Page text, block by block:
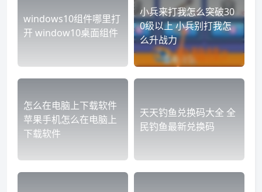
windows10组件哪里打
开 window10桌面组件
小兵来打我怎么突破30
0级以上 小兵别打我怎
么升战力
怎么在电脑上下载软件
苹果手机怎么在电脑上
下载软件
天天钓鱼兑换码大全 全
民钓鱼最新兑换码